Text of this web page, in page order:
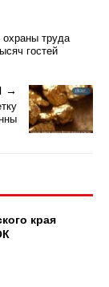
охраны труда
гостей
края